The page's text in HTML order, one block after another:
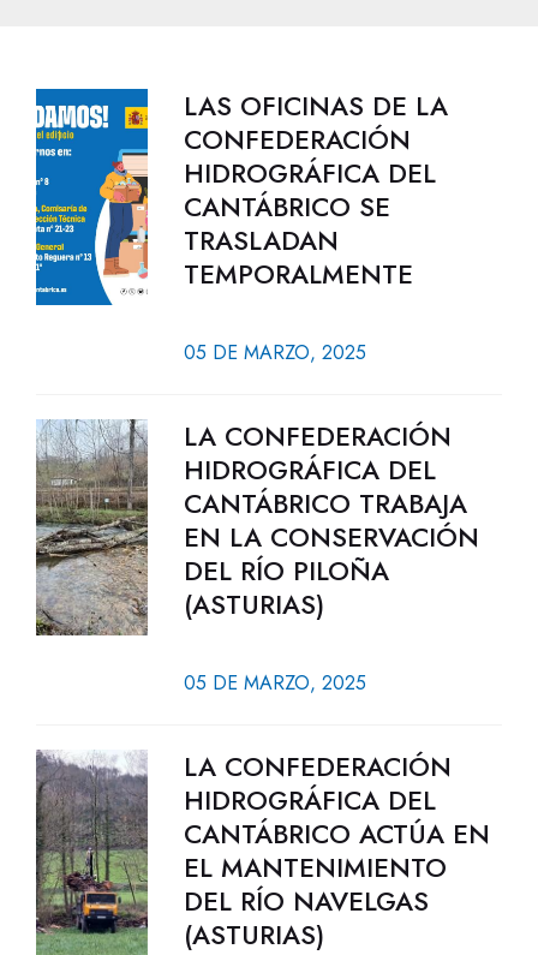
LAS OFICINAS DE LA
CONFEDERACIÓN
HIDROGRÁFICA DEL
CANTÁBRICO SE
TRASLADAN
TEMPORALMENTE
05 DE MARZO, 2025
LA CONFEDERACIÓN
HIDROGRÁFICA DEL
CANTÁBRICO TRABAJA
EN LA CONSERVACIÓN
DEL RÍO PILOÑA
(ASTURIAS)
05 DE MARZO, 2025
LA CONFEDERACIÓN
HIDROGRÁFICA DEL
CANTÁBRICO ACTÚA EN
EL MANTENIMIENTO
DEL RÍO NAVELGAS
(ASTURIAS)